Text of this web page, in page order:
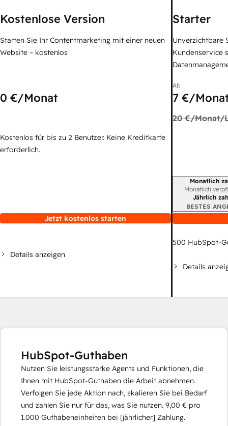
Kostenlose Version
Starten Sie Ihr Contentmarketing mit einer neuen
Website – kostenlos
0 €/Monat
Kostenlos für bis zu 2 Benutzer. Keine Kreditkarte
erforderlich.
Jetzt kostenlos starten
Details anzeigen
Starter
Unverzichtbare
Kundenservice
Ab
7 €/
20 €/Monat/
Monatlich
Monatlich
Jährlich
BESTES
500 HubSpot-
Details
HubSpot-Guthaben
Nutzen Sie leistungsstarke Agents und Funktionen, die
Ihnen mit HubSpot-Guthaben die Arbeit abnehmen.
Verfolgen Sie jede Aktion nach, skalieren Sie bei Bedarf
und zahlen Sie nur für das, was Sie nutzen. 9,00 € pro
1.000 Guthabeneinheiten bei [jährlicher] Zahlung.